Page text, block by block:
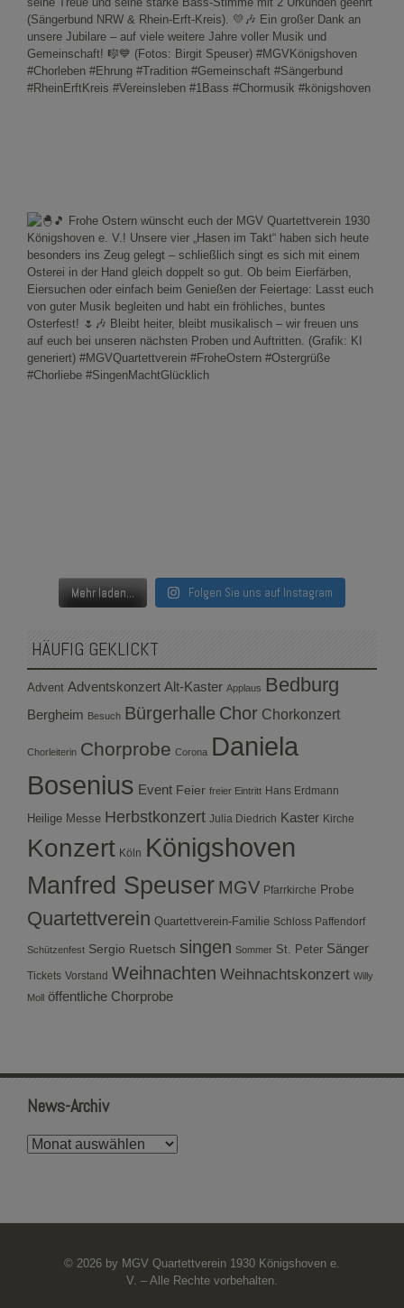
Mehr laden... Folgen Sie uns auf Instagram
HÄUFIG GEKLICKT
Advent Adventskonzert Alt-Kaster Applaus Bedburg
Bergheim Besuch Bürgerhalle Chor Chorkonzert
Chorleiterin Chorprobe Corona Daniela
Bosenius Event Feier freier Eintritt Hans Erdmann
Heilige Messe Herbstkonzert Julia Diedrich Kaster Kirche
Konzert Köln Königshoven
Manfred Speuser MGV Pfarrkirche Probe
Quartettverein Quartettverein-Familie Schloss Paffendorf
Schützenfest Sergio Ruetsch singen Sommer St. Peter Sänger
Tickets Vorstand Weihnachten Weihnachtskonzert Willy
Moll
öffentliche Chorprobe
News-Archiv
News-
© 2026 by MGV Quartettverein 1930 Königshoven e.
V. – Alle Rechte vorbehalten.